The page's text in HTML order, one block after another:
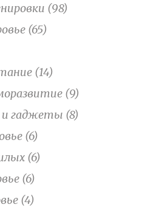
(98)
(65)
(14)
(9)
и гаджеты (8)
(6)
(6)
(6)
(4)